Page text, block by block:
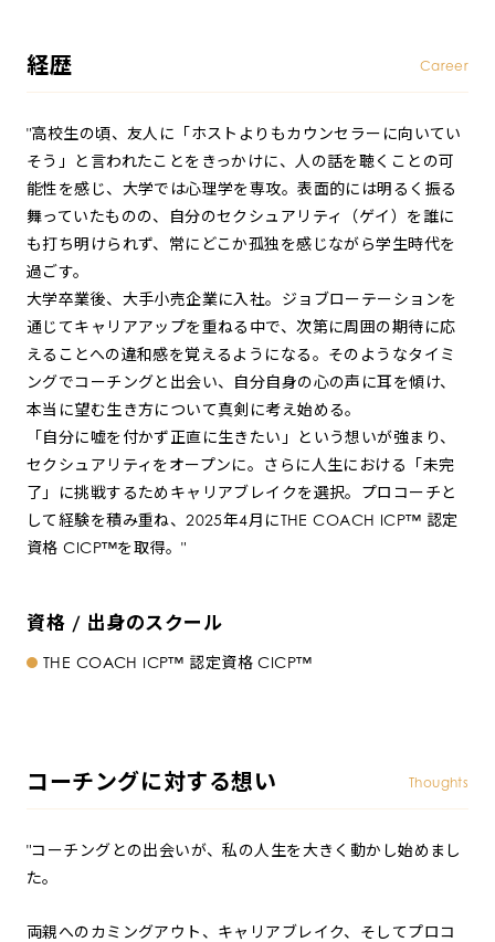
経歴 Career
"高校生の頃、友人に「ホストよりもカウンセラーに向いてい
そう」と言われたことをきっかけに、人の話を聴くことの可
能性を感じ、大学では心理学を専攻。表面的には明るく振る
舞っていたものの、自分のセクシュアリティ（ゲイ）を誰に
も打ち明けられず、常にどこか孤独を感じながら学生時代を
過ごす。
大学卒業後、大手小売企業に入社。ジョブローテーションを
通じてキャリアアップを重ねる中で、次第に周囲の期待に応
えることへの違和感を覚えるようになる。そのようなタイミ
ングでコーチングと出会い、自分自身の心の声に耳を傾け、
本当に望む生き方について真剣に考え始める。
「自分に嘘を付かず正直に生きたい」という想いが強まり、
セクシュアリティをオープンに。さらに人生における「未完
了」に挑戦するためキャリアブレイクを選択。プロコーチと
して経験を積み重ね、2025年4月にTHE COACH ICP™︎ 認定
資格 CICP™︎を取得。"
資格 / 出身のスクール
THE COACH ICP™︎ 認定資格 CICP™︎
コーチングに対する想い Thoughts
"コーチングとの出会いが、私の人生を大きく動かし始めまし
た。
両親へのカミングアウト、キャリアブレイク、そしてプロコ